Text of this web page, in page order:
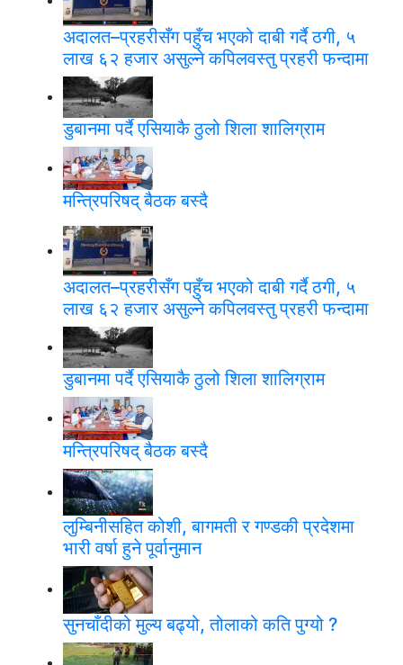
अदालत–प्रहरीसँग पहुँच भएको दाबी गर्दै ठगी, ५
लाख ६२ हजार असुल्ने कपिलवस्तु प्रहरी फन्दामा
डुबानमा पर्दै एसियाकै ठुलो शिला शालिग्राम
मन्त्रिपरिषद् बैठक बस्दै
अदालत–प्रहरीसँग पहुँच भएको दाबी गर्दै ठगी, ५
लाख ६२ हजार असुल्ने कपिलवस्तु प्रहरी फन्दामा
डुबानमा पर्दै एसियाकै ठुलो शिला शालिग्राम
मन्त्रिपरिषद् बैठक बस्दै
लुम्बिनीसहित कोशी, बागमती र गण्डकी प्रदेशमा
भारी वर्षा हुने पूर्वानुमान
सुनचाँदीको मुल्य बढ्यो, तोलाको कति पुग्यो ?